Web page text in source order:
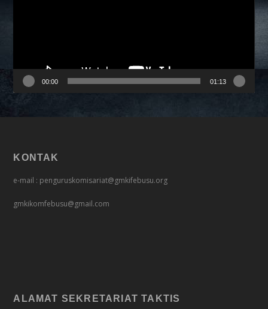
00:00 01:13
KONTAK
e-mail : penguruskomisariat@gmkifebusu.org
gmkikomfebusu@gmail.com
ALAMAT SEKRETARIAT TAKTIS